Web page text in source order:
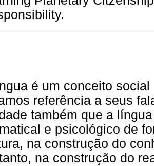
é um conceito
referência a seus
também que a
e psicológico de
na construção do
na construção do